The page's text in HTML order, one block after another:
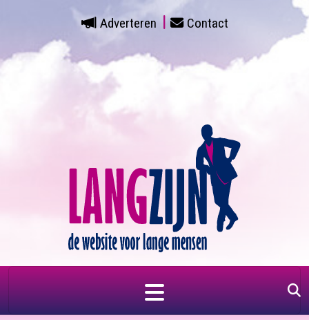
Adverteren Contact